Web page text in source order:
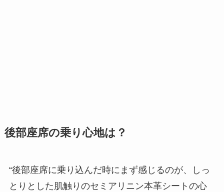
後部座席の乗り心地は？
“後部座席に乗り込んだ時にまず感じるのが、しっ
とりとした肌触りのセミアリニン本革シートの心